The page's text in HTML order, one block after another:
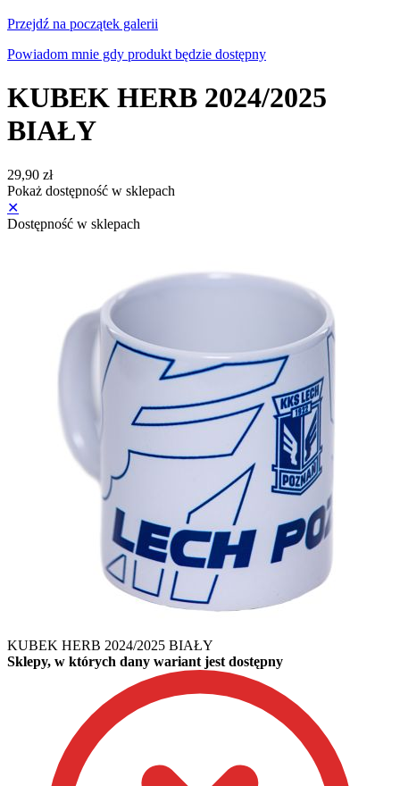
Przejdź na początek galerii
Powiadom mnie gdy produkt będzie dostępny
KUBEK HERB 2024/2025
BIAŁY
29,90 zł
Pokaż dostępność w sklepach
✕
Dostępność w sklepach
KUBEK HERB 2024/2025 BIAŁY
Sklepy, w których dany wariant jest dostępny